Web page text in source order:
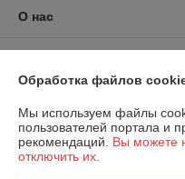
О нас
График работы
Обработка файлов
Мы используем файлы
пользователей портала и
рекомендаций. Вы можете
отключить их.